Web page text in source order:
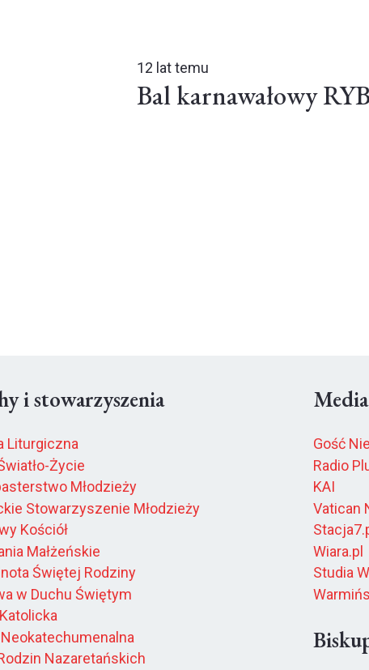
12 lat temu
Bal karnawałowy
i stowarzyszenia
Liturgiczna
Życie
Młodzieży
Stowarzyszenie Młodzieży
Kościół
Małżeńskie
Świętej Rodziny
w Duchu Świętym
Neokatechumenalna
Nazaretańskich
Media
Gość
Radio
KAI
Vatican
Wiara.pl
Studia